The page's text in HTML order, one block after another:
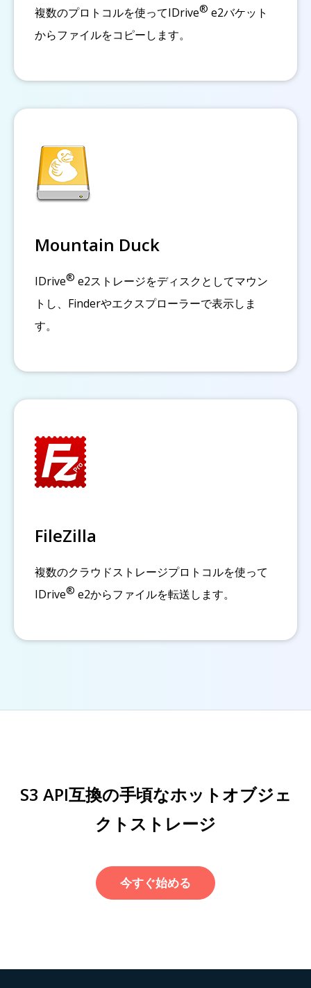
複数のプロトコルを使ってIDrive® e2バケット
からファイルをコピーします。
Mountain Duck
IDrive® e2ストレージをディスクとしてマウン
トし、Finderやエクスプローラーで表示しま
す。
FileZilla
複数のクラウドストレージプロトコルを使って
IDrive® e2からファイルを転送します。
S3 API互換の手頃なホットオブジェ
クトストレージ
今すぐ始める